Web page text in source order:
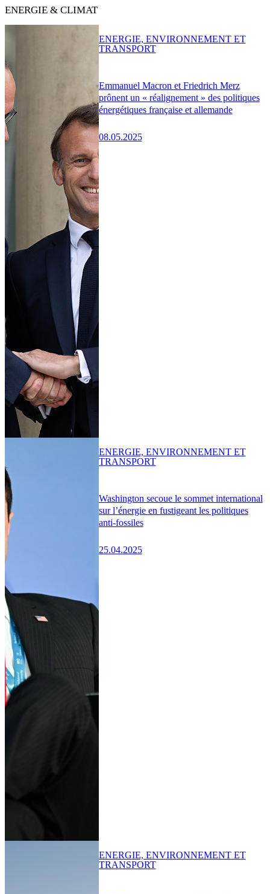
ENERGIE & CLIMAT
Emmanuel Macron et Friedrich Merz
prônent un « réalignement » des politiques
énergétiques française et allemande
08.05.2025
ENERGIE, ENVIRONNEMENT ET
TRANSPORT
Washington secoue le sommet international
sur l’énergie en fustigeant les politiques
anti-fossiles
25.04.2025
ENERGIE, ENVIRONNEMENT ET
TRANSPORT
ENERGIE, ENVIRONNEMENT ET
TRANSPORT